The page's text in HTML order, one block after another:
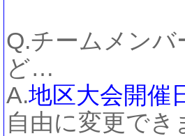
Q.チームメン
ど…
A.地区大会開催
自由に変更でき